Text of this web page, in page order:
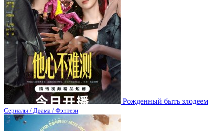
Рожденный быть злодеем
Сериалы / Драма / Фэнтези